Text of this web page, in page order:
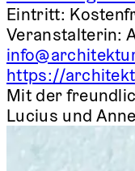
Eintritt:
Veranstalterin:
https://
Mit der
Lucius und